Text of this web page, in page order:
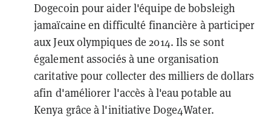
Dogecoin pour aider l'équipe de bobsleigh
jamaïcaine en difficulté financière à participer
aux Jeux olympiques de 2014. Ils se sont
également associés à une organisation
caritative pour collecter des milliers de dollars
afin d'améliorer l'accès à l'eau potable au
Kenya grâce à l'initiative Doge4Water.